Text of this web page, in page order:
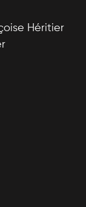
Héritier